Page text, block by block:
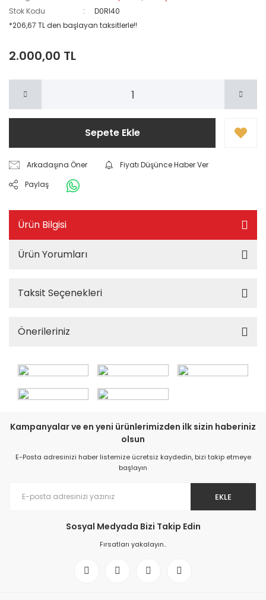
Stok Kodu
D0RI40
*206,67 TL den başlayan taksitlerle!!
2.000,00 TL
Sepete Ekle
Arkadaşına Öner
Fiyatı Düşünce Haber Ver
Paylaş
Ürün Bilgisi
Ürün Yorumları
Taksit Seçenekleri
Önerileriniz
Kampanyalar ve en yeni ürünlerimizden ilk sizin haberiniz
olsun
E-Posta adresinizi haber listemize ücretsiz kaydedin, bizi takip etmeye
başlayın
EKLE
Sosyal Medyada Bizi Takip Edin
Fırsatları yakalayın..